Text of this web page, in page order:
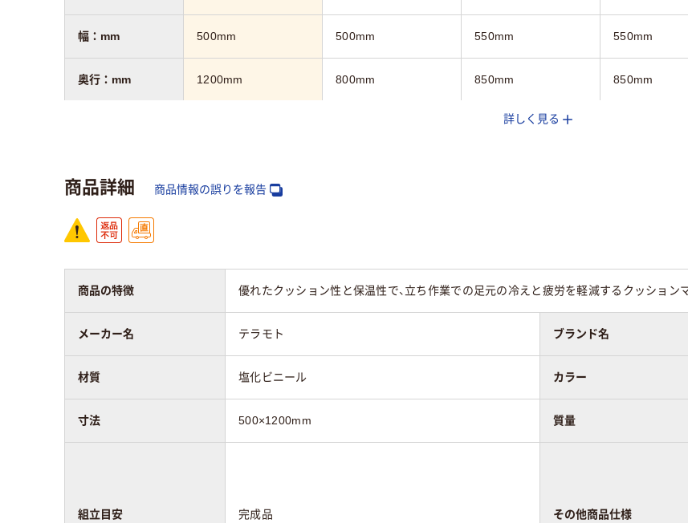
500mm 500mm 550mm 550mm
1200mm 800mm 850mm 850mm
オレンジ系
塩化ビニール
幅：mm
奥行：mm
詳しく見る
商品詳細 商品情報の誤りを報告
商品の特徴 優れたクッション性と保温性で、立ち作業での足元の冷えと疲労を軽減するクッションマ
メーカー名 テラモト ブランド名
材質 塩化ビニール カラー
寸法 500×1200mm 質量
組立目安 完成品 その他商品仕様